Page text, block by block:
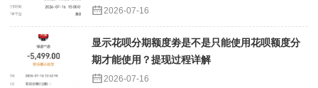
2026-07-16
显示花呗分期额度劵是不是只能使用花呗额度分
期才能使用？提现过程详解
2026-07-16